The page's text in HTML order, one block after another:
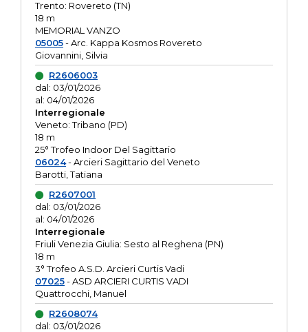
Trento: Rovereto (TN)
18 m
MEMORIAL VANZO
05005- Arc. Kappa Kosmos Rovereto
Giovannini, Silvia
R2606003
dal: 03/01/2026
al: 04/01/2026
Interregionale
Veneto: Tribano (PD)
18 m
25° Trofeo Indoor Del Sagittario
06024- Arcieri Sagittario del Veneto
Barotti, Tatiana
R2607001
dal: 03/01/2026
al: 04/01/2026
Interregionale
Friuli Venezia Giulia: Sesto al Reghena (PN)
18 m
3° Trofeo A.S.D. Arcieri Curtis Vadi
07025- ASD ARCIERI CURTIS VADI
Quattrocchi, Manuel
R2608074
dal: 03/01/2026